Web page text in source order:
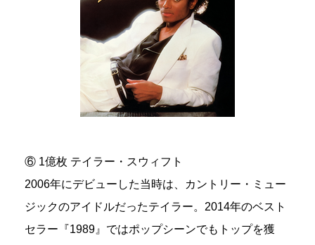
⑥ 1億枚 テイラー・スウィフト
2006年にデビューした当時は、カントリー・ミュー
ジックのアイドルだったテイラー。2014年のベスト
セラー『1989』ではポップシーンでもトップを獲